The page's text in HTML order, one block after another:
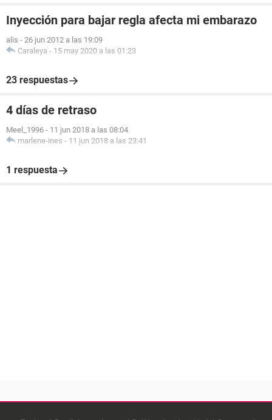
Inyección para bajar regla afecta mi embarazo
alis - 26 jun 2012 a las 19:09
Caraleya - 15 may 2020 a las 01:23
23 respuestas
4 días de retraso
Meel_1996 - 11 jun 2018 a las 08:04
marlene-ines - 11 jun 2018 a las 23:41
1 respuesta